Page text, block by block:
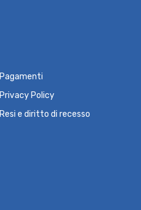
Pagamenti
Privacy Policy
Resi e diritto di recesso